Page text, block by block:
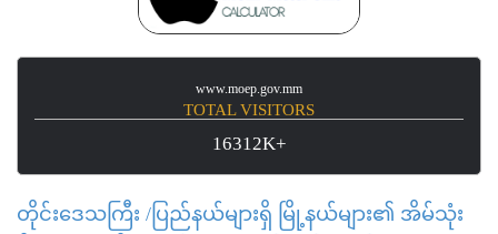
www.moep.gov.mm
TOTAL VISITORS
16312K+
တိုင်းဒေသကြီး /ပြည်နယ်များရှိ မြို့နယ်များ၏ အိမ်သုံး